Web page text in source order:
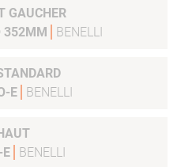
GAUCHER
352MM
BENELLI
E
BENELLI
BENELLI